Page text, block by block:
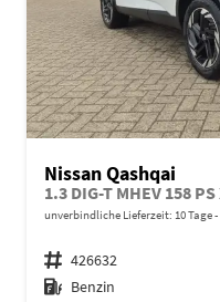
Nissan Qashqai
unverbindliche Lieferzeit: 10 Tage
Fahrzeugnr. 426632
Kraftstoff Benzin